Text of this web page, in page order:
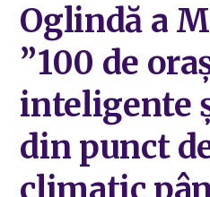
Oglindă a
”100 de
inteligente
din punct